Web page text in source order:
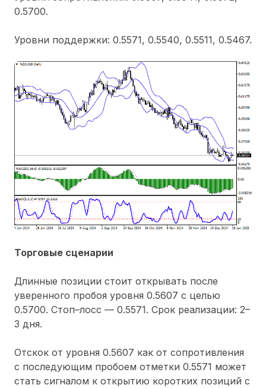
0.5700.
Уровни поддержки: 0.5571, 0.5540, 0.5511, 0.5467.
Торговые сценарии
Длинные позиции стоит открывать после
уверенного пробоя уровня 0.5607 с целью
0.5700. Стоп–лосс — 0.5571. Срок реализации: 2–
3 дня.
Отскок от уровня 0.5607 как от сопротивления
с последующим пробоем отметки 0.5571 может
стать сигналом к открытию коротких позиций с